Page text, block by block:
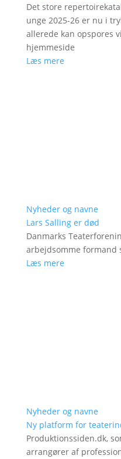
Det store
unge 2025-26 er nu i
allerede kan opspores
hjemmeside
Læs mere
Nyheder og navne
Lars Salling er død
Danmarks
arbejdsomme formand
Læs mere
Nyheder og navne
Ny platform for
Produktionssiden.dk,
arrangører af